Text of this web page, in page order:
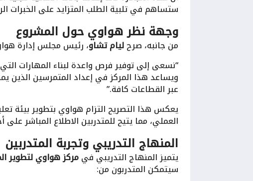
ستساهم في تلبية الطلب المتزايد على الخبرات
وجهة نظر هواوي حول المشروع
من جانبه، صرحليام تشاو، رئيس مجلس إدارة
“نسعى إلى توفير فرص واعدة لبناء المهارات
ويساعد هذا المركز في إعداد المتمرسين الذين
عبر القطاعات كافة.”
يعكس هذا التصريح التزام هواوي بتطوير بيئة
العملي، مما يتيح للمتدربين الاطلاع المباشر
المنهاج التدريبي وتجربة المتدربين
يتميز المنهاج التدريبي فيمركز هواوي لتطوير
سيتمكن المتدربون من: